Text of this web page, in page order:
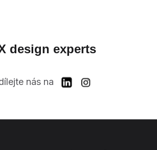
design experts
nás na